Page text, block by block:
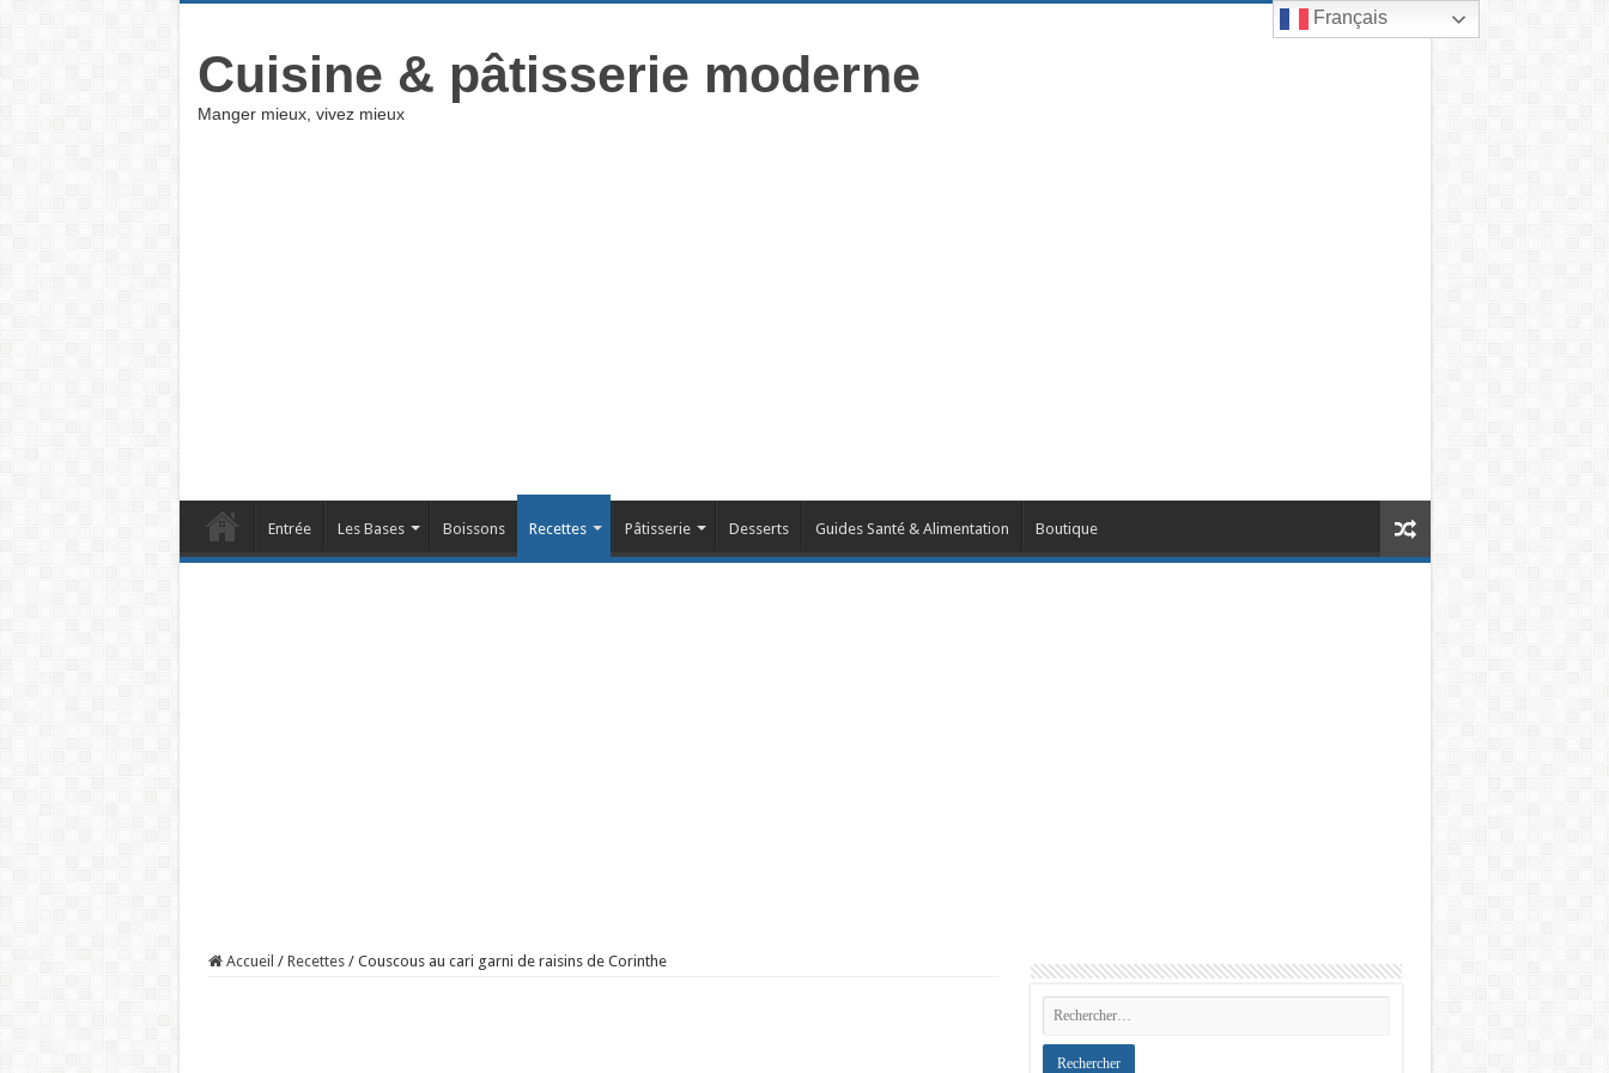
Cuisine & pâtisserie moderne
Manger mieux, vivez mieux
Entrée Les Bases Boissons Recettes Pâtisserie Desserts Guides Santé & Alimentation Boutique
Accueil / Recettes / Couscous au cari garni de raisins de Corinthe
Français